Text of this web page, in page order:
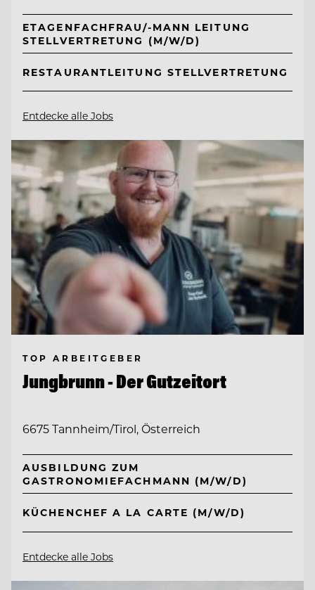
ETAGENFACHFRAU/-MANN LEITUNG
STELLVERTRETUNG (M/W/D)
RESTAURANTLEITUNG STELLVERTRETUNG
Entdecke alle Jobs
TOP ARBEITGEBER
Jungbrunn - Der Gutzeitort
6675 Tannheim/Tirol, Österreich
AUSBILDUNG ZUM
GASTRONOMIEFACHMANN (M/W/D)
KÜCHENCHEF A LA CARTE (M/W/D)
Entdecke alle Jobs